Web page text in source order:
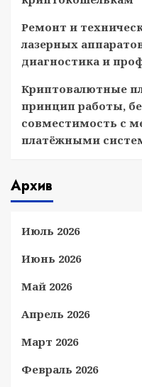
Ремонт и
лазерных
диагностика и
Криптовалютные
принцип работы,
совместимость с
платёжными
Архив
Июль 2026
Июнь 2026
Май 2026
Апрель 2026
Март 2026
Февраль 2026